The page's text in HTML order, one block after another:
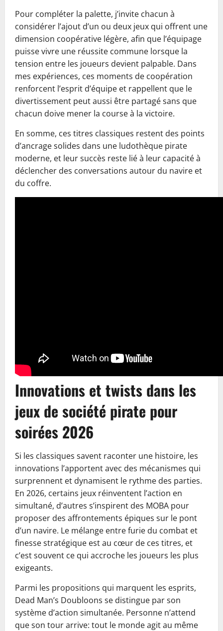
Pour compléter la palette, j’invite chacun à
considérer l’ajout d’un ou deux jeux qui offrent une
dimension coopérative légère, afin que l’équipage
puisse vivre une réussite commune lorsque la
tension entre les joueurs devient palpable. Dans
mes expériences, ces moments de coopération
renforcent l’esprit d’équipe et rappellent que le
divertissement peut aussi être partagé sans que
chacun doive mener la course à la victoire.
En somme, ces titres classiques restent des points
d’ancrage solides dans une ludothèque pirate
moderne, et leur succès reste lié à leur capacité à
déclencher des conversations autour du navire et
du coffre.
Innovations et twists dans les
jeux de société pirate pour
soirées 2026
Si les classiques savent raconter une histoire, les
innovations l’apportent avec des mécanismes qui
surprennent et dynamisent le rythme des parties.
En 2026, certains jeux réinventent l’action en
simultané, d’autres s’inspirent des MOBA pour
proposer des affrontements épiques sur le pont
d’un navire. Le mélange entre furie du combat et
finesse stratégique est au cœur de ces titres, et
c’est souvent ce qui accroche les joueurs les plus
exigeants.
Parmi les propositions qui marquent les esprits,
Dead Man’s Doubloons se distingue par son
système d’action simultanée. Personne n’attend
que son tour arrive: tout le monde agit au même